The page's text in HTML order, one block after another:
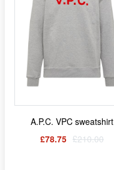
A.P.C. VPC sweatshirt
£78.75 £210.00